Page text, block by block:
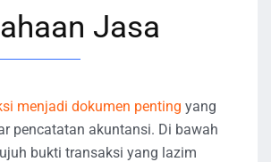
Jasa
menjadi dokumen penting yang
pencatatan akuntansi. Di bawah
bukti transaksi yang lazim